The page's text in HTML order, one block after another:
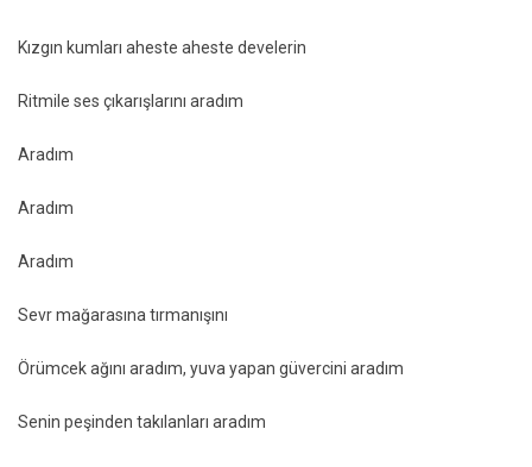
Kızgın kumları aheste aheste develerin
Ritmile ses çıkarışlarını aradım
Aradım
Aradım
Aradım
Sevr mağarasına tırmanışını
Örümcek ağını aradım, yuva yapan güvercini aradım
Senin peşinden takılanları aradım